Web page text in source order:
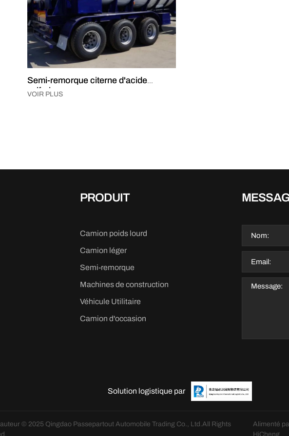
Semi-remorque citerne d'acide
sulfurique
VOIR PLUS
PRODUIT
Camion poids lourd
Camion léger
Semi-remorque
Machines de construction
Véhicule Utilitaire
Camion d'occasion
Solution logistique par
© 2025 Qingdao Passepartout Automobile Trading Co., Ltd.All Rights
Alimenté